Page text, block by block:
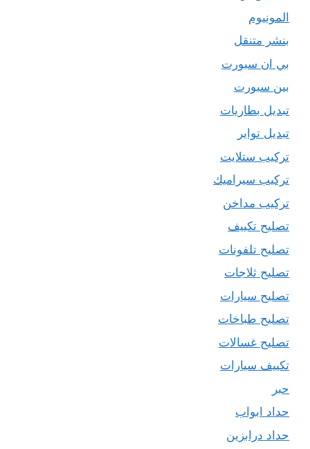
المونيوم
بنشر متنقل
بي ان سبورت
بين سبورت
تبديل بطاريات
تبديل تواير
تركيب ستلايت
تركيب سيراميك
تركيب مداخن
تصليح تكييف
تصليح تلفونات
تصليح ثلاجات
تصليح سيارات
تصليح طباخات
تصليح غسالات
تكييف سيارات
حبر
حداد ابواب
حداد درابزين